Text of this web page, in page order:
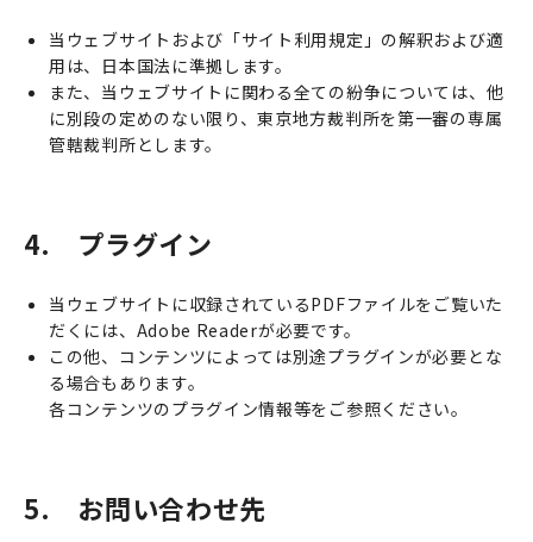
当ウェブサイトおよび「サイト利用規定」の解釈および適
用は、日本国法に準拠します。
また、当ウェブサイトに関わる全ての紛争については、他
に別段の定めのない限り、東京地方裁判所を第一審の専属
管轄裁判所とします。
4. プラグイン
当ウェブサイトに収録されているPDFファイルをご覧いた
だくには、Adobe Readerが必要です。
この他、コンテンツによっては別途プラグインが必要とな
る場合もあります。
各コンテンツのプラグイン情報等をご参照ください。
5. お問い合わせ先